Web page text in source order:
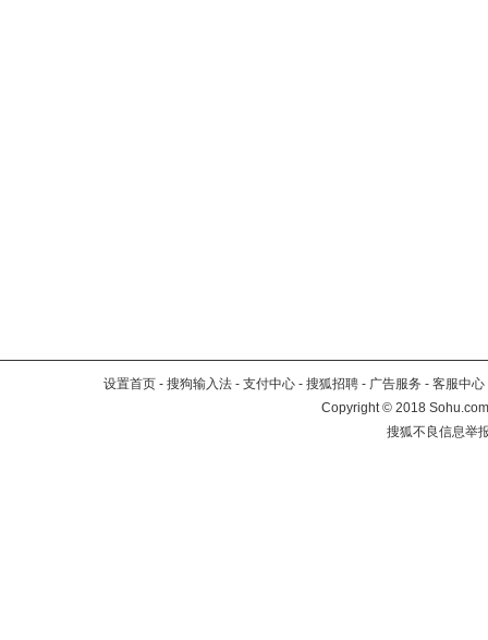
设置首页 - 搜狗输入法 - 支付中心 - 搜狐招聘 - 广告服务 - 客服中心
Copyright©2018
搜狐不良信息举